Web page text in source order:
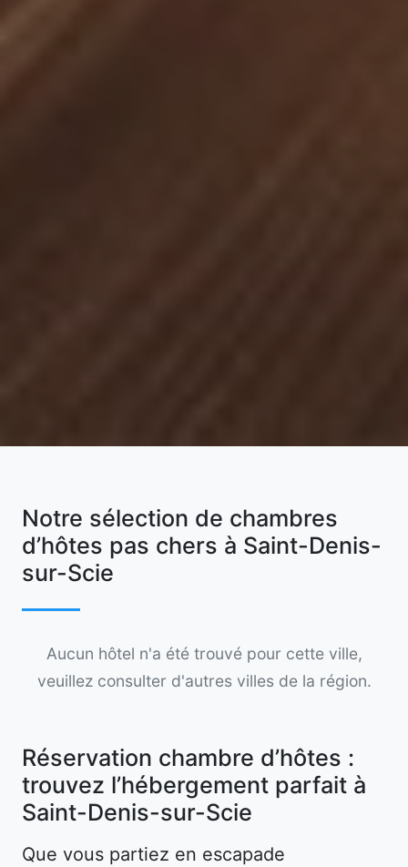
Notre sélection de chambres
d’hôtes pas chers à Saint-Denis-
sur-Scie
Aucun hôtel n'a été trouvé pour cette ville,
veuillez consulter d'autres villes de la région.
Réservation chambre d’hôtes :
trouvez l’hébergement parfait à
Saint-Denis-sur-Scie
Que vous partiez en escapade